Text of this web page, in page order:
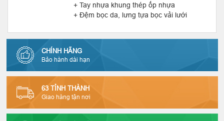
+ Tay nhựa khung thép ốp nhựa
+ Đệm bọc da, lưng tựa bọc vải lưới
CHÍNH HÃNG
Bảo hành dài hạn
63 TỈNH THÀNH
Giao hàng tận nơi